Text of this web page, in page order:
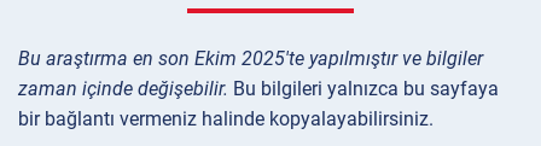
Bu araştırma en son Ekim 2025'te yapılmıştır ve bilgiler
zaman içinde değişebilir. Bu bilgileri yalnızca bu sayfaya
bir bağlantı vermeniz halinde kopyalayabilirsiniz.